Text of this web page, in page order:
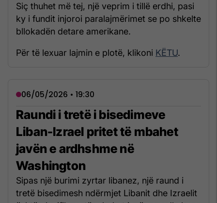
Siç thuhet më tej, një veprim i tillë erdhi, pasi
ky i fundit injoroi paralajmërimet se po shkelte
bllokadën detare amerikane.
Për të lexuar lajmin e plotë, klikoni KËTU.
06/05/2026 • 19:30
Raundi i tretë i bisedimeve
Liban-Izrael pritet të mbahet
javën e ardhshme në
Washington
Sipas një burimi zyrtar libanez, një raund i
tretë bisedimesh ndërmjet Libanit dhe Izraelit